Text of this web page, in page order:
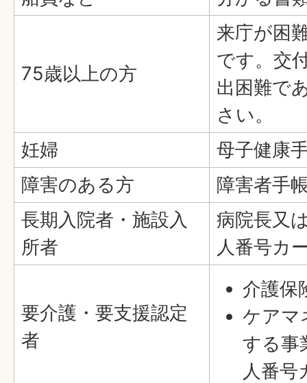
75歳以上の方
来庁が困
です。交
出困難で
さい。
妊婦
母子健康
障害のある方
障害者手
長期入院者・施設入
所者
病院長又
人番号カ
要介護・要支援認定
者
介護保
ケアマ
する事
人番号